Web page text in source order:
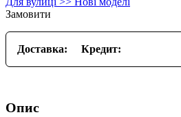
Замовити
Доставка: Кредит:
Опис